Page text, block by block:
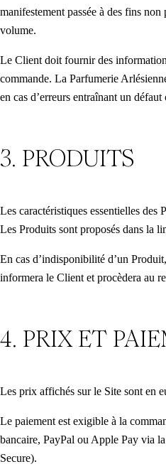
manifestement passée à des fins
volume.
Le Client doit fournir des
commande. La Parfumerie
en cas d’erreurs entraînant un
3. PRODUITS
Les caractéristiques essentielles des
Les Produits sont proposés dans la
En cas d’indisponibilité d’un
informera le Client et procèdera au
4. PRIX ET
Les prix affichés sur le Site sont en
Le paiement est exigible à la
bancaire, PayPal ou Apple Pay via
Secure).